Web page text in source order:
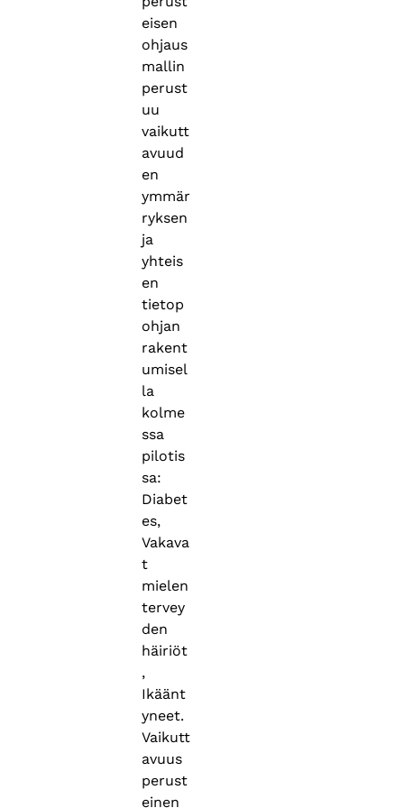
eisen
ohjaus
mallin
perust
uu
vaikutt
avuud
en
ymmär
ryksen
ja
yhteis
en
tietop
ohjan
rakent
umisel
la
kolme
ssa
pilotis
sa:
Diabet
es,
Vakava
t
mielen
tervey
den
häiriöt
,
Ikäänt
yneet.
Vaikutt
avuus
perust
einen